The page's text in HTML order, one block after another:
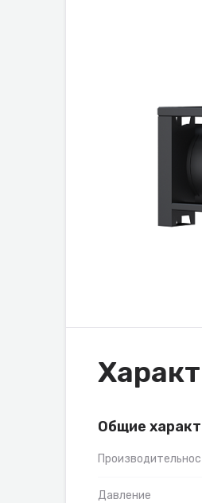
Общие
Давление